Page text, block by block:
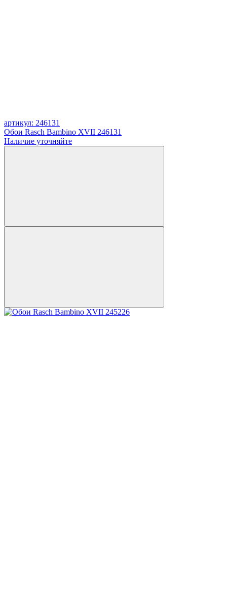
артикул: 246131
Обои Rasch Bambino XVII 246131
Наличие уточняйте